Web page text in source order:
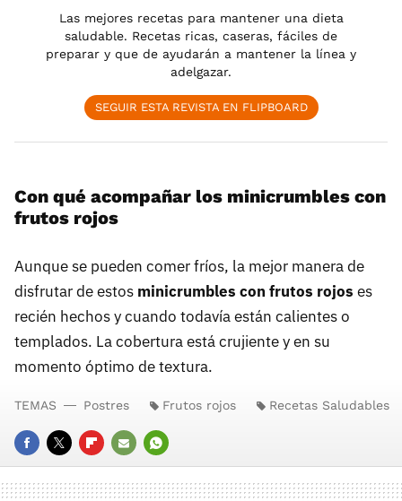
Las mejores recetas para mantener una dieta
saludable. Recetas ricas, caseras, fáciles de
preparar y que de ayudarán a mantener la línea y
adelgazar.
SEGUIR ESTA REVISTA EN FLIPBOARD
Con qué acompañar los minicrumbles con
frutos rojos
Aunque se pueden comer fríos, la mejor manera de
disfrutar de estos minicrumbles con frutos rojos es
recién hechos y cuando todavía están calientes o
templados. La cobertura está crujiente y en su
momento óptimo de textura.
FACEBOOK
TWITTERFLIPBOARD
E-
MAIL
WHATSAPP
TEMAS Postres Frutos rojos Recetas Saludables